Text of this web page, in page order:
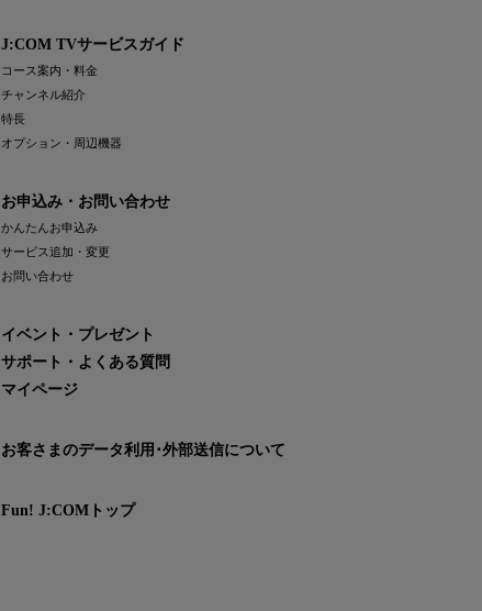
J:COM TVサービスガイド
コース案内・料金
チャンネル紹介
特長
オプション・周辺機器
お申込み・お問い合わせ
かんたんお申込み
サービス追加・変更
お問い合わせ
イベント・プレゼント
サポート・よくある質問
マイページ
お客さまのデータ利用･外部送信について
Fun! J:COMトップ